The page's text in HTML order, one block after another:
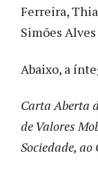
Ferreira,
Simões
Abaixo, a
Carta Aberta
de Valores
Sociedade, ao